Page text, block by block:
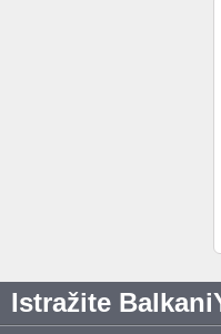
Istražite